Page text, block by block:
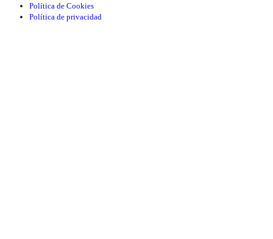
Política de Cookies
Política de privacidad